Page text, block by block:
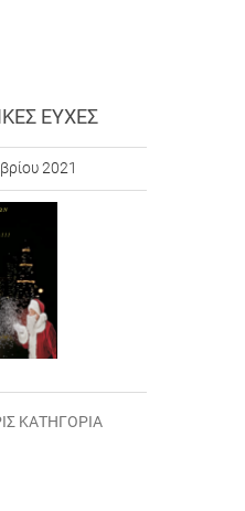
ΕΥΧΕΣ
2021
ΚΑΤΗΓΟΡΊΑ